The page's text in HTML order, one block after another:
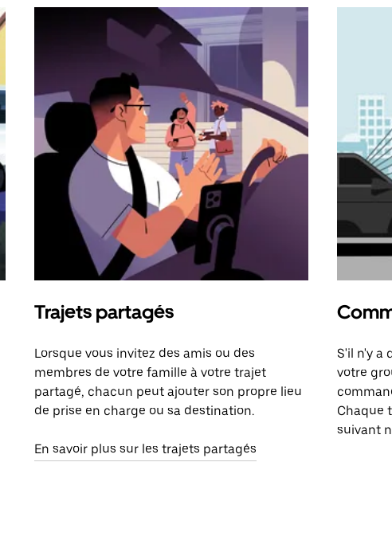
Trajets partagés
Lorsque vous invitez des amis ou des
membres de votre famille à votre trajet
partagé, chacun peut ajouter son propre lieu
de prise en charge ou sa destination.
En savoir plus sur les trajets partagés
S'il n'y a
votre
Chaque
suivant